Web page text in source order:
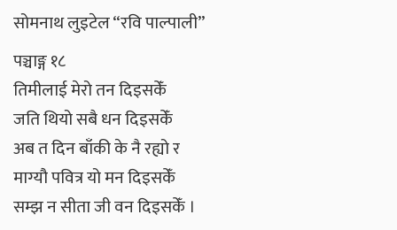
सोमनाथ लुइटेल “रवि पाल्पाली”
पञ्चाङ्ग १८
तिमीलाई मेरो तन दिइसकेँ
जति थियो सबै धन दिइसकेँ
अब त दिन बाँकी के नै रह्यो र
माग्यौ पवित्र यो मन दिइसकेँ
सम्झ न सीता जी वन दिइसकेँ ।